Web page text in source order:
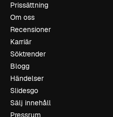
Prissättning
Om oss
Recensioner
Karriär
Söktrender
Blogg
Händelser
Slidesgo
Sälj innehåll
Pressrum